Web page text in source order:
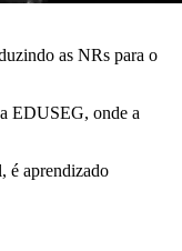
as NRs para o
EDUSEG, onde a
é aprendizado